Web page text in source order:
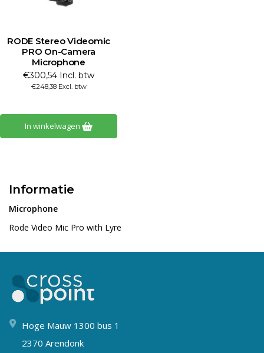
RODE Stereo Videomic
PRO On-Camera
Microphone
€300,54 Incl. btw
€248,38 Excl. btw
In winkelwagen
Informatie
Microphone
Rode Video Mic Pro with Lyre
Hoge Mauw 1300 bus 1
2370 Arendonk